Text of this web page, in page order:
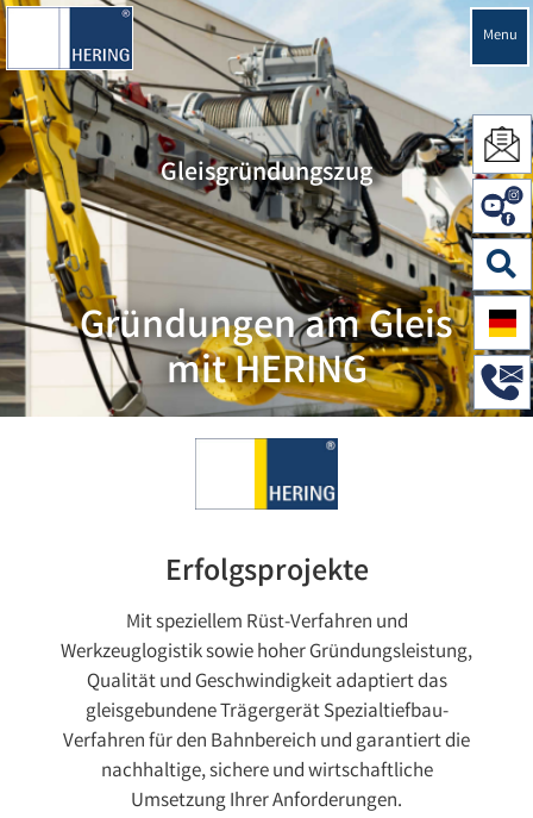
Menu
Gleisgründungszug
Gründungen am Gleis
mit HERING
Erfolgsprojekte
Mit speziellem Rüst-Verfahren und
Werkzeuglogistik sowie hoher Gründungsleistung,
Qualität und Geschwindigkeit adaptiert das
gleisgebundene Trägergerät Spezialtiefbau-
Verfahren für den Bahnbereich und garantiert die
nachhaltige, sichere und wirtschaftliche
Umsetzung Ihrer Anforderungen.